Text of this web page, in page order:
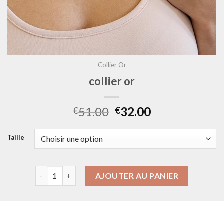
Collier Or
collier or
€51.00 €32.00
Taille
AJOUTER AU PANIER